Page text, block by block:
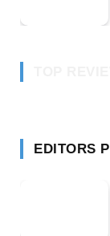
EDITORS